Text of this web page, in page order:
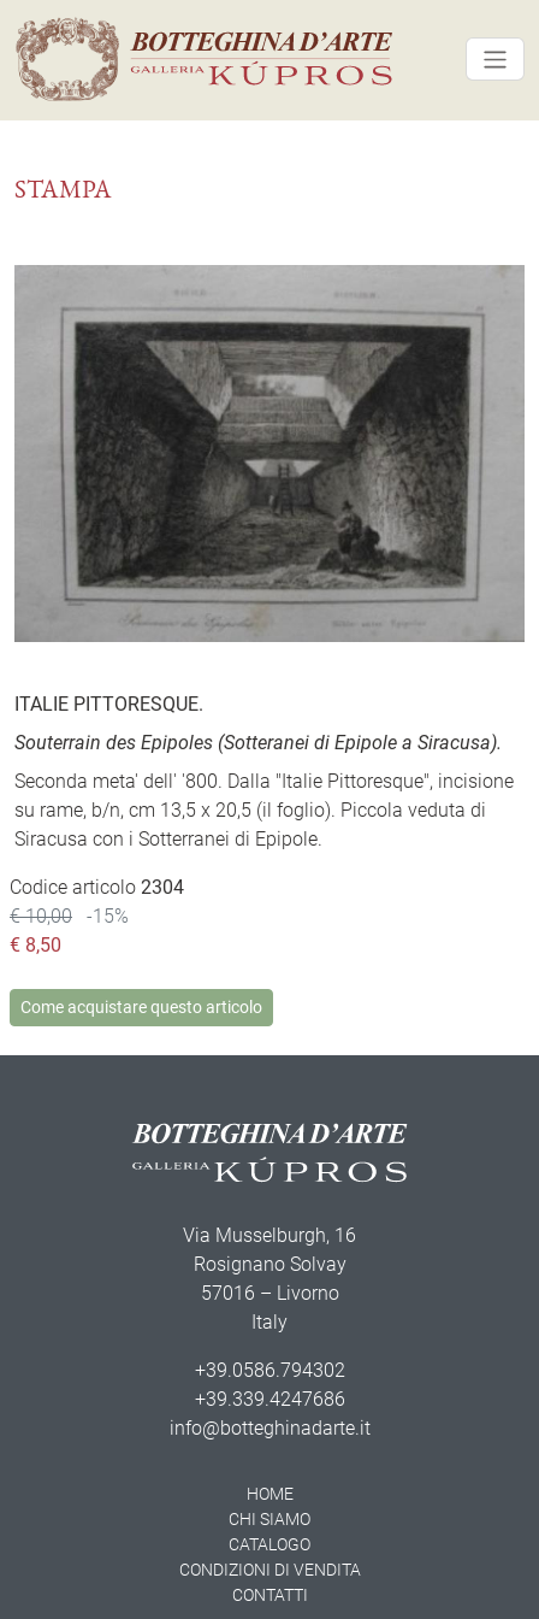
STAMPA
ITALIE PITTORESQUE.
Souterrain des Epipoles (Sotteranei di Epipole a Siracusa).
Seconda meta' dell' '800. Dalla "Italie Pittoresque", incisione
su rame, b/n, cm 13,5 x 20,5 (il foglio). Piccola veduta di
Siracusa con i Sotterranei di Epipole.
Codice articolo 2304
€ 10,00
-15%
€ 8,50
Come acquistare questo articolo
Via Musselburgh, 16
Rosignano Solvay
57016 – Livorno
Italy
+39.0586.794302
+39.339.4247686
info@botteghinadarte.it
HOME
CHI SIAMO
CATALOGO
CONDIZIONI DI VENDITA
CONTATTI